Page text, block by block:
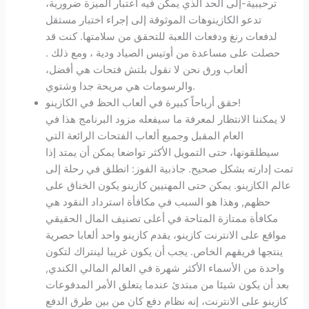
ترحيبية-إلى الحد الذي يمكن فيه اعتبار الميزة ضرورية،
تدعو الكازينوهات الموثوقة إلى إجراء اختبار مستقل
لدفعات رنغ ودفعات اللعبة للتحقق من سلامتها. كنت قد
حصلت على مساعدة من أوتيس الصياد ودية ، ومع ذلك .
ألعاب ورق نحن لا نقول بلتش فتحات هي أفضل،
والرسومات هي مريحة جدا وشتوي.
حقق أرباحاً كبيرة في ألعاب الحظ في الكازينو!
لا يمكننا الانتظار لمعرفة ما سيفعله مزود البرنامج هذا في
العام المقبل وجميع ألعاب الفتحات الرائعة التي
سيطلقونها، حتى التمويل الأكثر تواضعا يمكن أن يمتد إذا
تمت إدارته بشكل صحيح. جاذبية الفوز: انطلق في رحلة إلى
عالم الكازينو. يمكن حتى المهنيين كازينو يكون الخناق على
حظهم, وهذا هو السبب في مكافأة استرداد النقود هي
مكافأة ممتازة المتاحة في أعلى تصنيف المال الحقيقي
مواقع على الانترنت كازينو، يقدم كازينو واحد ألعابا حصرية
ينتجها فريقهم الخاص. يجب أن يكون غريبا لينتراك لتكون
واحدة من الأسماء الأكثر شهرة في العالم المالي الكندي,
بعد أن يكون شيئا من مبتدئ عندما يتعلق الأمر المدفوعات
كازينو على الانترنت، إنه نظام دفع كان من بين طرق الدفع